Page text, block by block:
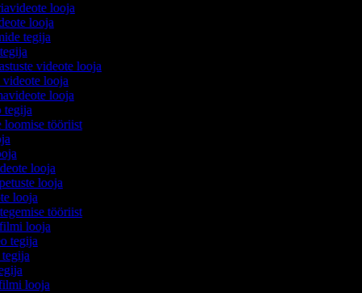
looja
looja
tegija
videote looja
videote looja
looja
tegija
loomise tööriist
looja
looja
looja
tööriist
looja
tegija
looja